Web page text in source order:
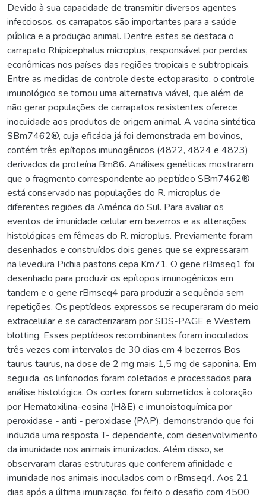
Devido à sua capacidade de transmitir diversos agentes
infecciosos, os carrapatos são importantes para a saúde
pública e a produção animal. Dentre estes se destaca o
carrapato Rhipicephalus microplus, responsável por perdas
econômicas nos países das regiões tropicais e subtropicais.
Entre as medidas de controle deste ectoparasito, o controle
imunológico se tornou uma alternativa viável, que além de
não gerar populações de carrapatos resistentes oferece
inocuidade aos produtos de origem animal. A vacina sintética
SBm7462®, cuja eficácia já foi demonstrada em bovinos,
contém três epítopos imunogênicos (4822, 4824 e 4823)
derivados da proteína Bm86. Análises genéticas mostraram
que o fragmento correspondente ao peptídeo SBm7462®
está conservado nas populações do R. microplus de
diferentes regiões da América do Sul. Para avaliar os
eventos de imunidade celular em bezerros e as alterações
histológicas em fêmeas do R. microplus. Previamente foram
desenhados e construídos dois genes que se expressaram
na levedura Pichia pastoris cepa Km71. O gene rBmseq1 foi
desenhado para produzir os epítopos imunogênicos em
tandem e o gene rBmseq4 para produzir a sequência sem
repetições. Os peptídeos expressos se recuperaram do meio
extracelular e se caracterizaram por SDS-PAGE e Western
blotting. Esses peptídeos recombinantes foram inoculados
três vezes com intervalos de 30 dias em 4 bezerros Bos
taurus taurus, na dose de 2 mg mais 1,5 mg de saponina. Em
seguida, os linfonodos foram coletados e processados para
análise histológica. Os cortes foram submetidos à coloração
por Hematoxilina-eosina (H&E) e imunoistoquímica por
peroxidase - anti - peroxidase (PAP), demonstrando que foi
induzida uma resposta T- dependente, com desenvolvimento
da imunidade nos animais imunizados. Além disso, se
observaram claras estruturas que conferem afinidade e
imunidade nos animais inoculados com o rBmseq4. Aos 21
dias após a última imunização, foi feito o desafio com 4500